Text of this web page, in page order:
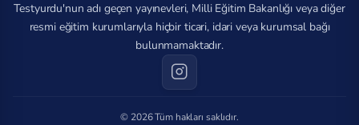
Testyurdu'nun adı geçen yayınevleri, Milli Eğitim Bakanlığı veya diğer
resmi eğitim kurumlarıyla hiçbir ticari, idari veya kurumsal bağı
bulunmamaktadır.
© 2026 Tüm hakları saklıdır.